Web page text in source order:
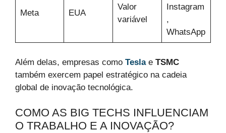
Meta EUA
Valor
variável
Instagram
,
WhatsApp
Além delas, empresas como Teslae TSMC
também exercem papel estratégico na cadeia
global de inovação tecnológica.
COMO AS BIG TECHS INFLUENCIAM
O TRABALHO E A INOVAÇÃO?